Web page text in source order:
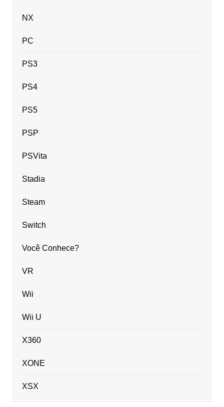
NX
PC
PS3
PS4
PS5
PSP
PSVita
Stadia
Steam
Switch
Você Conhece?
VR
Wii
Wii U
X360
XONE
XSX